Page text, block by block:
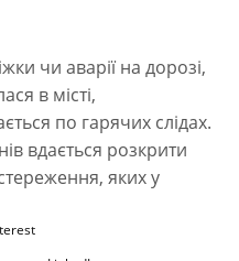
чи аварії на дорозі,
в місті,
по гарячих слідах.
вдається розкрити
яких у